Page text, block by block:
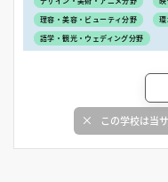
理容・美容・ビューティ分野
環
語学・観光・ウェディング分野
この学校は当